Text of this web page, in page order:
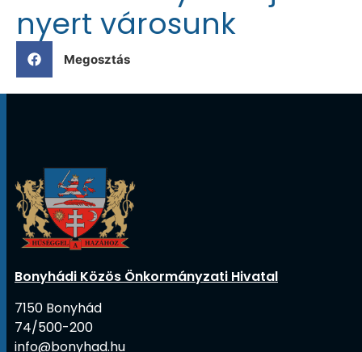
nyert városunk
Megosztás
Bonyhádi Közös Önkormányzati Hivatal
7150 Bonyhád
74/500-200
info@bonyhad.hu